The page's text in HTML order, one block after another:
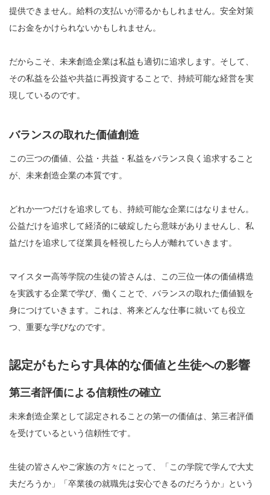
提供できません。給料の支払いが滞るかもしれません。安全対策
にお金をかけられないかもしれません。
だからこそ、未来創造企業は私益も適切に追求します。そして、
その私益を公益や共益に再投資することで、持続可能な経営を実
現しているのです。
バランスの取れた価値創造
この三つの価値、公益・共益・私益をバランス良く追求すること
が、未来創造企業の本質です。
どれか一つだけを追求しても、持続可能な企業にはなりません。
公益だけを追求して経済的に破綻したら意味がありませんし、私
益だけを追求して従業員を軽視したら人が離れていきます。
マイスター高等学院の生徒の皆さんは、この三位一体の価値構造
を実践する企業で学び、働くことで、バランスの取れた価値観を
身につけていきます。これは、将来どんな仕事に就いても役立
つ、重要な学びなのです。
認定がもたらす具体的な価値と生徒への影響
第三者評価による信頼性の確立
未来創造企業として認定されることの第一の価値は、第三者評価
を受けているという信頼性です。
生徒の皆さんやご家族の方々にとって、「この学院で学んで大丈
夫だろうか」「卒業後の就職先は安心できるのだろうか」という